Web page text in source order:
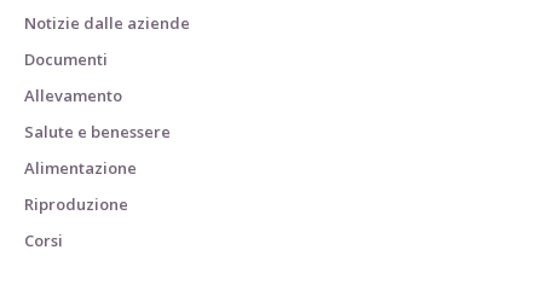
Notizie dalle aziende
Documenti
Allevamento
Salute e benessere
Alimentazione
Riproduzione
Corsi